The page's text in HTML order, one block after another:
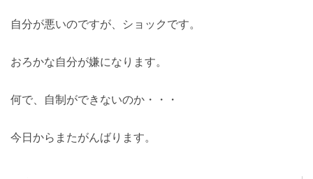
自分が悪いのですが、ショックです。
おろかな自分が嫌になります。
何で、自制ができないのか・・・
今日からまたがんばります。